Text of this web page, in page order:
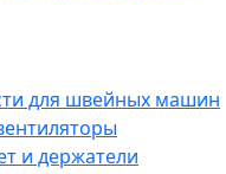
для швейных машин
и держатели